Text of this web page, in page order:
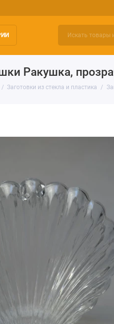
Ракушка,
Заготовки из стекла и пластика